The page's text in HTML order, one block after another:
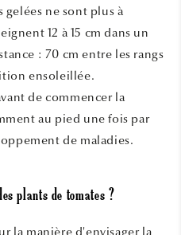
gelées ne sont plus à
12 à 15 cm dans un
: 70 cm entre les rangs
ensoleillée.
de commencer la
au pied une fois par
de maladies.
plants de tomates ?
la manière d'envisager la